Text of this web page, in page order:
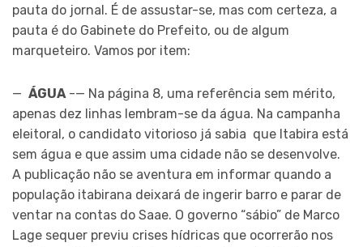
pauta do jornal. É de assustar-se, mas com certeza, a
pauta é do Gabinete do Prefeito, ou de algum
marqueteiro. Vamos por item:
— ÁGUA-— Na página 8, uma referência sem mérito,
apenas dez linhas lembram-se da água. Na campanha
eleitoral, o candidato vitorioso já sabia que Itabira está
sem água e que assim uma cidade não se desenvolve.
A publicação não se aventura em informar quando a
população itabirana deixará de ingerir barro e parar de
ventar na contas do Saae. O governo “sábio” de Marco
Lage sequer previu crises hídricas que ocorrerão nos